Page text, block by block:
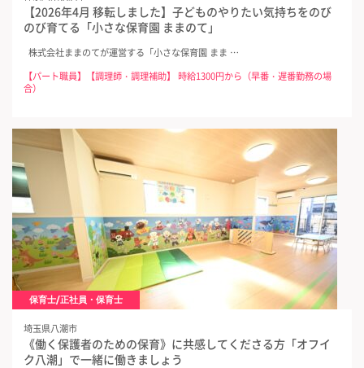
【2026年4月 移転しました】子どものやりたい気持ちをのび
のび育てる「小さな保育園 ままのて」
株式会社ままのてが運営する「小さな保育園 まま …
【パート職員】【調理師・調理補助】 時給1300円から（早番・遅番勤務の場
合）
保育士/正社員・保育士
埼玉県八潮市
《働く保護者のための保育》に共感してくださる方「オフイ
ク八潮」で一緒に働きましょう